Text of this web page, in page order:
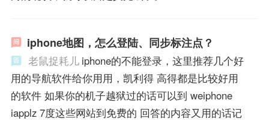
iphone地图，怎么登陆、同步标注点？
老鼠捉耗儿 iphone的不能登录，这里推荐几个好
用的导航软件给你用用，凯利得 高得都是比较好用
的软件 如果你的机子越狱过的话可以到 weiphone
iapplz 7度这些网站到免费的 回答的内容又用的话记